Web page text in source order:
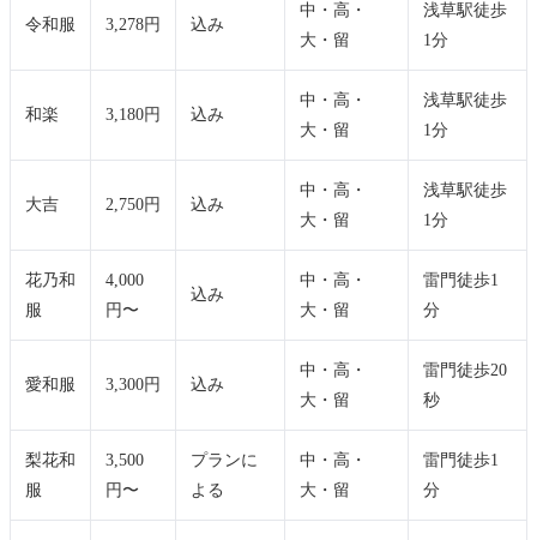
令和服 3,278円 込み
中・高・
大・留
浅草駅徒歩
1分
和楽 3,180円 込み
中・高・
大・留
浅草駅徒歩
1分
大吉 2,750円 込み
中・高・
大・留
浅草駅徒歩
1分
花乃和
服
4,000
円〜
込み
中・高・
大・留
雷門徒歩1
分
愛和服 3,300円 込み
中・高・
大・留
雷門徒歩20
秒
梨花和
服
3,500
円〜
プランに
よる
中・高・
大・留
雷門徒歩1
分